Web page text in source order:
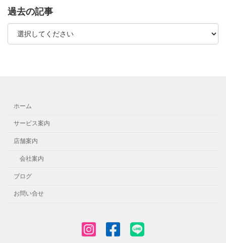
過去の記事
ホーム
サービス案内
店舗案内
会社案内
ブログ
お問い合せ